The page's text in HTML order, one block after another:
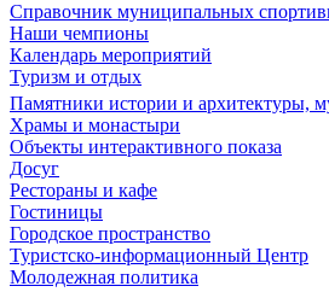
Справочник муниципальных
Наши чемпионы
Календарь мероприятий
Туризм и отдых
Памятники истории и архитектуры,
Храмы и монастыри
Объекты интерактивного показа
Досуг
Рестораны и кафе
Гостиницы
Городское пространство
Туристско-информационный Центр
Молодежная политика